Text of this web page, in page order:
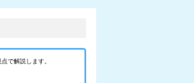
で解説します。